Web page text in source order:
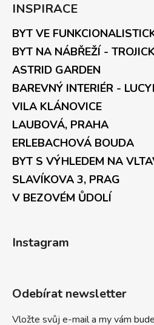
INSPIRACE
BYT VE
BYT NA NÁBŘEŽÍ -
ASTRID GARDEN
BAREVNÝ INTERIÉR -
VILA KLÁNOVICE
LAUBOVÁ, PRAHA
ERLEBACHOVÁ BOUDA
BYT S VÝHLEDEM NA
SLAVÍKOVA 3, PRAG
V BEZOVÉM ŮDOLÍ
Instagram
Odebírat newsletter
Vložte svůj e-mail a my vám